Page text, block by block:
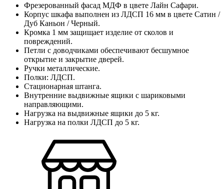
Фрезерованный фасад МДФ в цвете Лайн Сафари.
Корпус шкафа выполнен из ЛДСП 16 мм в цвете Сатин /
Дуб Каньон / Черный.
Кромка 1 мм защищает изделие от сколов и
повреждений.
Петли с доводчиками обеспечивают бесшумное
открытие и закрытие дверей.
Ручки металлические.
Полки: ЛДСП.
Стационарная штанга.
Внутренние выдвижные ящики с шариковыми
направляющими.
Нагрузка на выдвижные ящики до 5 кг.
Нагрузка на полки ЛДСП до 5 кг.